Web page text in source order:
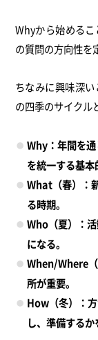
Whyから始める
の質問の方向性を
ちなみに興味深
の四季のサイクル
Why：年間を
を統一する基本
What（春）：
る時期。
Who（夏）：
になる。
When/Where
所が重要。
How（冬）：
し、準備するか